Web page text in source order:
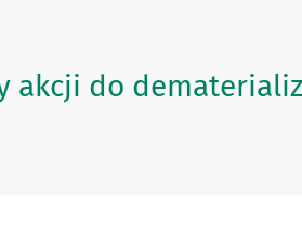
akcji do